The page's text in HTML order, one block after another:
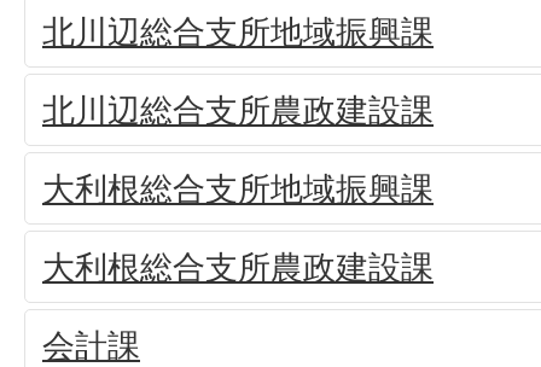
北川辺総合支所地域振興課
北川辺総合支所農政建設課
大利根総合支所地域振興課
大利根総合支所農政建設課
会計課